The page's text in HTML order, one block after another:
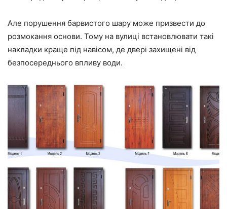
Але порушення барвистого шару може призвести до
розмокання основи. Тому на вулиці встановлювати такі
накладки краще під навісом, де двері захищені від
безпосереднього впливу води.